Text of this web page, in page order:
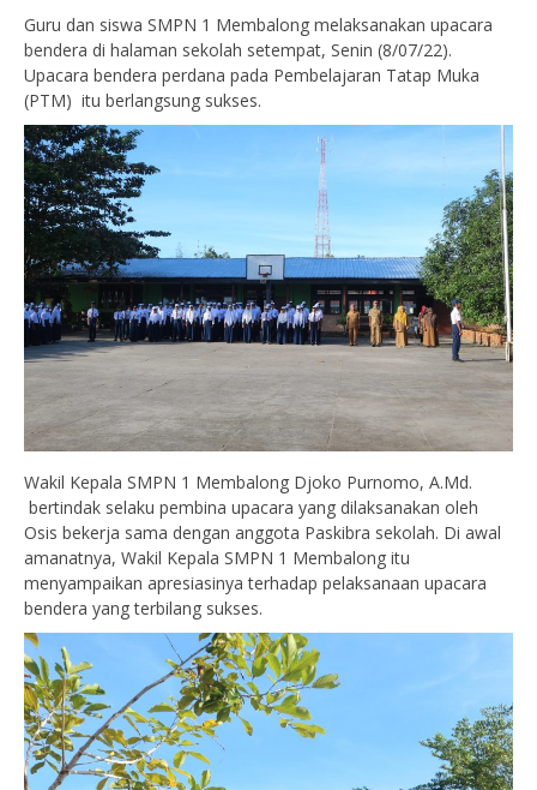
Guru dan siswa SMPN 1 Membalong melaksanakan upacara
bendera di halaman sekolah setempat, Senin (8/07/22).
Upacara bendera perdana pada Pembelajaran Tatap Muka
(PTM) itu berlangsung sukses.
Wakil Kepala SMPN 1 Membalong Djoko Purnomo, A.Md.
bertindak selaku pembina upacara yang dilaksanakan oleh
Osis bekerja sama dengan anggota Paskibra sekolah. Di awal
amanatnya, Wakil Kepala SMPN 1 Membalong itu
menyampaikan apresiasinya terhadap pelaksanaan upacara
bendera yang terbilang sukses.